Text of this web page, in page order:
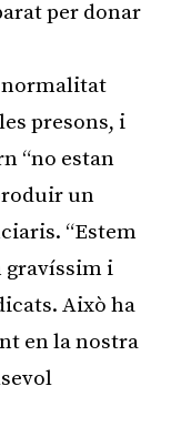
per donar
normalitat
presons, i
“no estan
un
“Estem
gravíssim i
Això ha
en la nostra